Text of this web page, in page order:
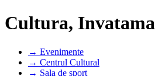
Cultura,
→ Evenimente
→ Centrul Cultural
→ Sala de sport